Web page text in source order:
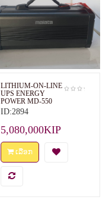
LITHIUM-ON-LINE
UPS ENERGY
POWER MD-550
POWER BANK
ID:2894
5,080,000KIP
ເລືອກ